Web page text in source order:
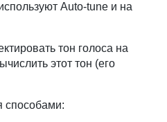
Auto-tune и на
тон голоса на
этот тон (его
способами: